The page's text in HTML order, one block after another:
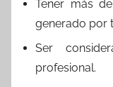
Tener más
generado por
Ser
profesional.